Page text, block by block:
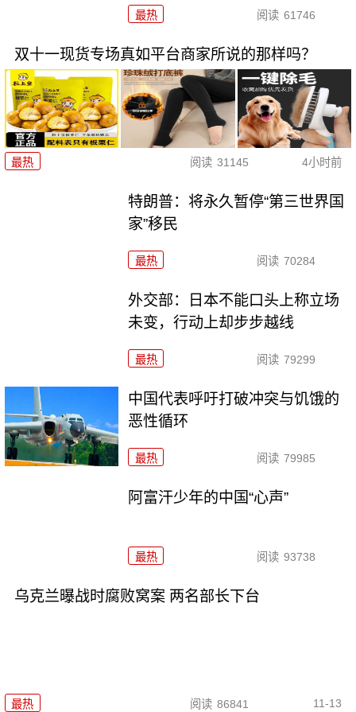
最热 阅读 61746
双十一现货专场真如平台商家所说的那样吗？
最热 阅读 31145 4小时前
特朗普：将永久暂停“第三世界国
家”移民
最热 阅读 70284
外交部：日本不能口头上称立场
未变，行动上却步步越线
最热 阅读 79299
中国代表呼吁打破冲突与饥饿的
恶性循环
最热 阅读 79985
阿富汗少年的中国“心声”
最热 阅读 93738
乌克兰曝战时腐败窝案 两名部长下台
最热 阅读 86841 11-13